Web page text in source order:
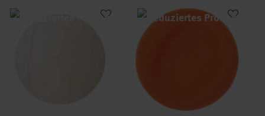
Holzscheibe 9,5cm 3 Stück Super Fluffy 28g